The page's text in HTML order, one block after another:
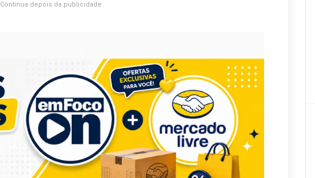
Continua depois da publicidade